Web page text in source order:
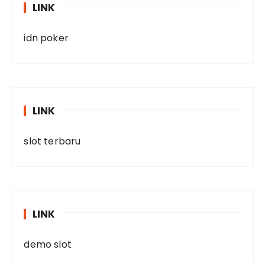
LINK
idn poker
LINK
slot terbaru
LINK
demo slot